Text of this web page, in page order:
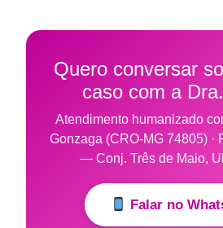
Quero conversar
caso com a
Atendimento humanizado
Gonzaga (CRO-MG 74805) ·
— Conj. Três de Maio,
Falar no